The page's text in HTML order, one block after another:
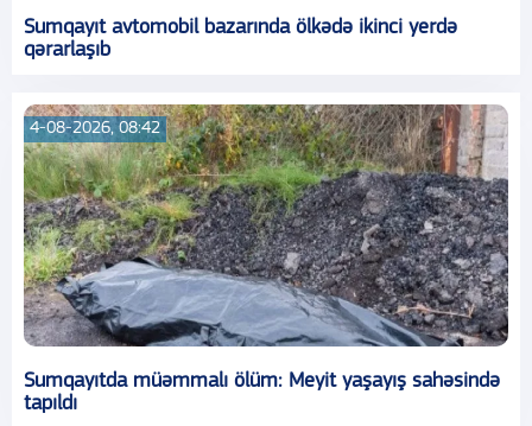
Sumqayıt avtomobil bazarında ölkədə ikinci yerdə
qərarlaşıb
4-08-2026, 08:42
Sumqayıtda müəmmalı ölüm: Meyit yaşayış sahəsində
tapıldı